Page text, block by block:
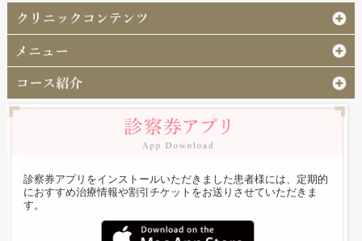
診察券アプリをインストールいただきました患者様には、定期的
におすすめ治療情報や割引チケットをお送りさせていただきま
す。